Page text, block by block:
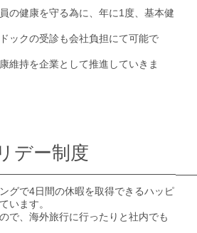
の健康を守る為に、年に1度、基本健
ックの受診も会社負担にて可能で
維持を企業として推進していきま
デー制度
グで4日間の休暇を取得できるハッピ
います。
で、海外旅行に行ったりと社内でも